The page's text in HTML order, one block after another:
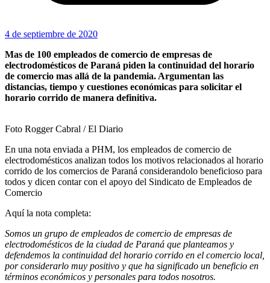
4 de septiembre de 2020
Mas de 100 empleados de comercio de empresas de
electrodomésticos de Paraná piden la continuidad del horario
de comercio mas allá de la pandemia. Argumentan las
distancias, tiempo y cuestiones económicas para solicitar el
horario corrido de manera definitiva.
Foto Rogger Cabral / El Diario
En una nota enviada a PHM, los empleados de comercio de
electrodomésticos analizan todos los motivos relacionados al horario
corrido de los comercios de Paraná considerandolo beneficioso para
todos y dicen contar con el apoyo del Sindicato de Empleados de
Comercio
Aquí la nota completa:
Somos un grupo de empleados de comercio de empresas de
electrodomésticos de la ciudad de Paraná que planteamos y
defendemos la continuidad del horario corrido en el comercio local,
por considerarlo muy positivo y que ha significado un beneficio en
términos económicos y personales para todos nosotros.